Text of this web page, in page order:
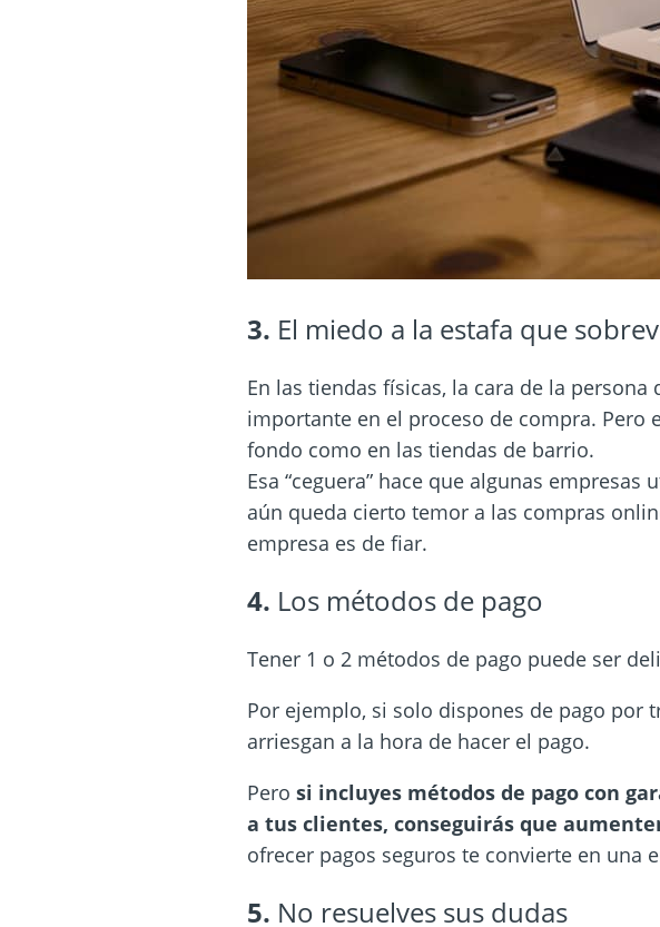
3. El miedo a la estafa que
En las tiendas físicas, la cara de la
importante en el proceso de compra. Pero
fondo como en las tiendas de barrio.
Esa “ceguera” hace que algunas
aún queda cierto temor a las compras
empresa es de fiar.
4. Los métodos de pago
Tener 1 o 2 métodos de pago puede ser
Por ejemplo, si solo dispones de pago por
arriesgan a la hora de hacer el pago.
Pero si incluyes métodos de pago con
a tus clientes, conseguirás que
ofrecer pagos seguros te convierte en una
5. No resuelves sus dudas